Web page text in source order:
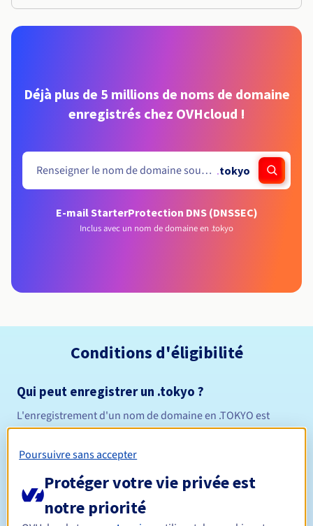
Déjà plus de 5 millions de noms de domaine
enregistrés chez OVHcloud !
.tokyo
E-mail StarterProtection DNS (DNSSEC)
Inclus avec un nom de domaine en .tokyo
Conditions d'éligibilité
Qui peut enregistrer un .tokyo ?
L'enregistrement d'un nom de domaine en .TOKYO est
ouvert à toute personne physique ou morale. Cette
extension est destinée à toutes les activités se déroulant
dans la ville de Tokyo, la capitale du Japon.
Règles de gestion et notifications
Durée de réservation
Poursuivre sans accepter
Protéger votre vie privée est
notre priorité